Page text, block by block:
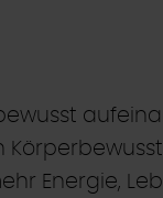
Energie,